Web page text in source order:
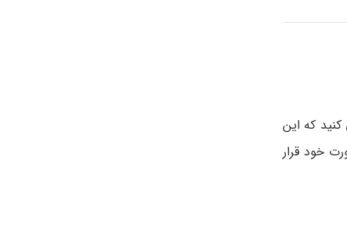
که این
قرار دهید و برای مدت 10 تا 15 دقیقه روی صورت خود قرار